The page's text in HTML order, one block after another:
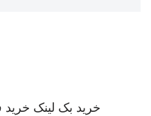
خرید بک لینک خرید